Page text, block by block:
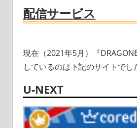
配信サービス
現在（2021年5月）『
しているのは下記のサイトでし
U-NEXT